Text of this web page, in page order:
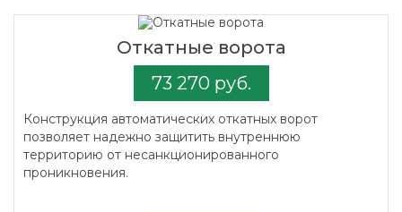
Откатные ворота
73 270 руб.
Конструкция автоматических откатных ворот
позволяет надежно защитить внутреннюю
территорию от несанкционированного
проникновения.